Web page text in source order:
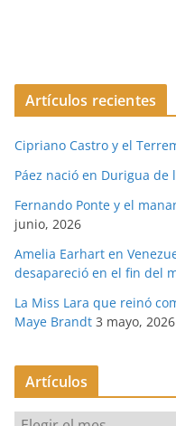
Artículos recientes
Cipriano Castro y el
Páez nació en Durigua de
Fernando Ponte y el
junio, 2026
Amelia Earhart en
desapareció en el fin del
La Miss Lara que reinó
Maye Brandt 3 mayo, 2026
Artículos